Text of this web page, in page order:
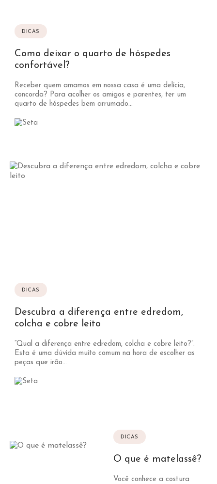
DICAS
Como deixar o quarto de hóspedes
confortável?
Receber quem amamos em nossa casa é uma delícia,
concorda? Para acolher os amigos e parentes, ter um
quarto de hóspedes bem arrumado...
DICAS
Descubra a diferença entre edredom,
colcha e cobre leito
“Qual a diferença entre edredom, colcha e cobre leito?”.
Esta é uma dúvida muito comum na hora de escolher as
peças que irão...
DICAS
O que é matelassê?
Você conhece a costura